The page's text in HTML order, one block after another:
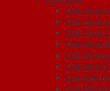
Cửa nhựa
Cửa nhựa
Cửa nhựa
Cửa nhựa
Cửa nhựa
Cửa nhựa
Cửa vòm
Cửa Nhựa